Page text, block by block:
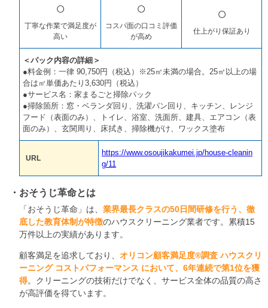
○
丁寧な作業で満足度が
高い
○
コスパ面の口コミ評価
が高め
○
仕上がり保証あり
＜パック内容の詳細＞
●料金例：一律 90,750円（税込）※25㎡未満の場合。25㎡以上の場
合は㎡単価あたり3,630円（税込）
●サービス名：家まるごと掃除パック
●掃除箇所：窓・ベランダ回り、洗濯パン回り、キッチン、レンジ
フード（表面のみ）、トイレ、浴室、洗面所、建具、エアコン（表
面のみ）、玄関周り、床拭き、掃除機がけ、ワックス塗布
URL
https://www.osoujikakumei.jp/house-cleanin
g/11
おそうじ革命とは
「おそうじ革命」は、 業界最長クラスの50日間研修を行う、徹
底した教育体制が特徴のハウスクリーニング業者です。累積15
万件以上の実績があります。
顧客満足を追求しており、 オリコン顧客満足度®調査 ハウスクリ
ーニング コストパフォーマンス において、6年連続で第1位を獲
得。クリーニングの技術だけでなく、サービス全体の品質の高さ
が高評価を得ています。